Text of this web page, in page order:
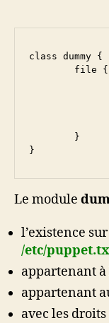
class dummy {
file
        }
}
Le module
l’existence
/etc/
appartenant
appartenant
avec les droits